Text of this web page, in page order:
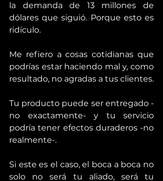
la demanda de 13 millones de
dólares que siguió. Porque esto es
ridículo.
Me refiero a cosas cotidianas que
podrías estar haciendo mal y, como
resultado, no agradas a tus clientes.
Tu producto puede ser entregado -
no exactamente- y tu servicio
podría tener efectos duraderos -no
realmente-.
Si este es el caso, el boca a boca no
solo no será tu aliado, será tu